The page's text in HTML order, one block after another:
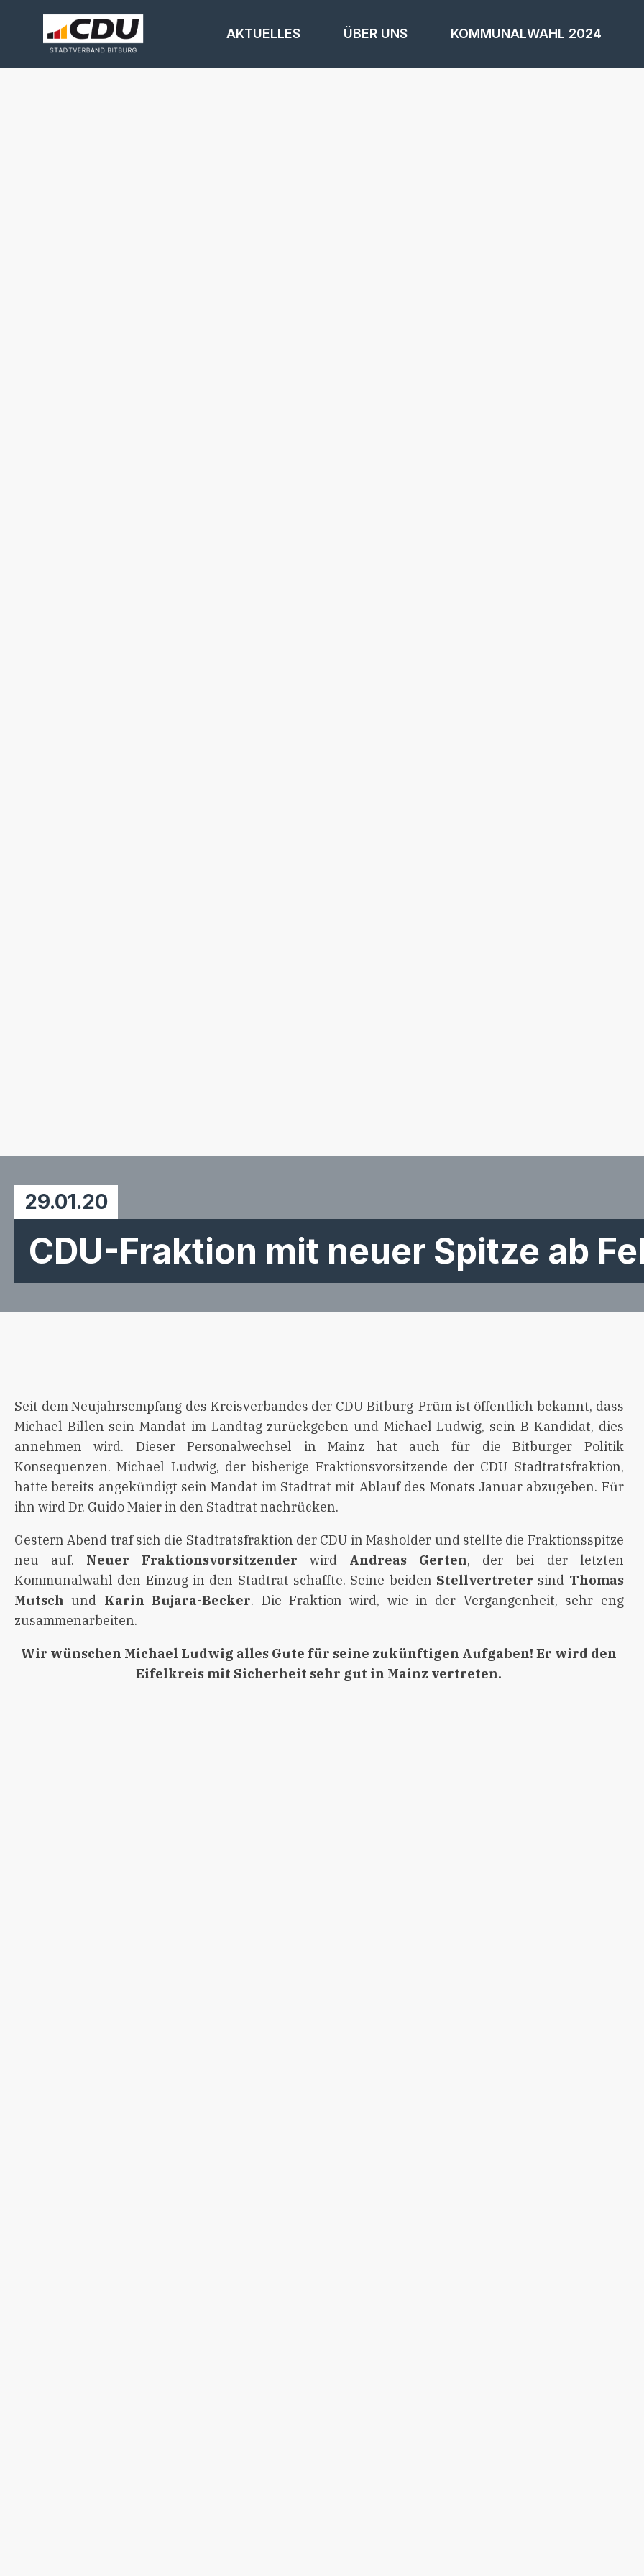
AKTUELLES ÜBER UNS KOMMUNALWAHL 2024
29.01.20
CDU-Fraktion mit neuer Spitze ab
Seit dem Neujahrsempfang des Kreisverbandes der CDU Bitburg-Prüm ist öffentlich bekannt, dass
Michael Billen sein Mandat im Landtag zurückgeben und Michael Ludwig, sein B-Kandidat, dies
annehmen wird. Dieser Personalwechsel in Mainz hat auch für die Bitburger Politik
Konsequenzen. Michael Ludwig, der bisherige Fraktionsvorsitzende der CDU Stadtratsfraktion,
hatte bereits angekündigt sein Mandat im Stadtrat mit Ablauf des Monats Januar abzugeben. Für
ihn wird Dr. Guido Maier in den Stadtrat nachrücken.
Gestern Abend traf sich die Stadtratsfraktion der CDU in Masholder und stellte die Fraktionsspitze
neu auf. Neuer Fraktionsvorsitzender wird Andreas Gerten, der bei der letzten
Kommunalwahl den Einzug in den Stadtrat schaffte. Seine beiden Stellvertreter sind Thomas
Mutsch und Karin Bujara-Becker. Die Fraktion wird, wie in der Vergangenheit, sehr eng
zusammenarbeiten.
Wir wünschen Michael Ludwig alles Gute für seine zukünftigen Aufgaben! Er wird den
Eifelkreis mit Sicherheit sehr gut in Mainz vertreten.